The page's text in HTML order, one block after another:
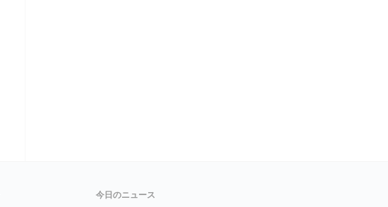
今日のニュース